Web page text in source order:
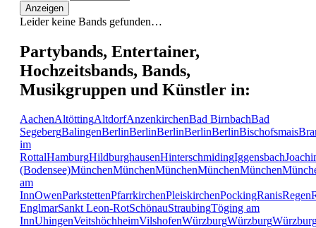
Anzeigen
Leider keine Bands gefunden…
Partybands, Entertainer,
Hochzeitsbands, Bands,
Musikgruppen und Künstler in:
AachenAltöttingAltdorfAnzenkirchenBad BirnbachBad
SegebergBalingenBerlinBerlinBerlinBerlinBerlinBischofsmais
im
RottalHamburgHildburghausenHinterschmidingIggensbach
(Bodensee)MünchenMünchenMünchenMünchenMünchen
am
InnOwenParkstettenPfarrkirchenPleiskirchenPockingRanisRegen
EnglmarSankt Leon-RotSchönauStraubingTöging am
InnUhingenVeitshöchheimVilshofenWürzburgWürzburg